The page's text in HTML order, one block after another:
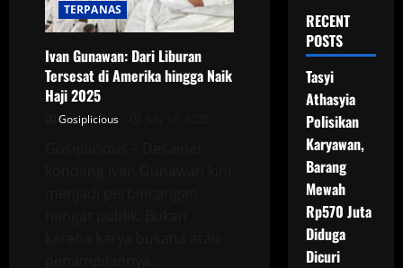
TERPANAS
Ivan Gunawan: Dari Liburan
Tersesat di Amerika hingga Naik
Haji 2025
Gosiplicious
RECENT
POSTS
Tasyi
Athasyia
Polisikan
Karyawan,
Barang
Mewah
Rp570 Juta
Diduga
Dicuri